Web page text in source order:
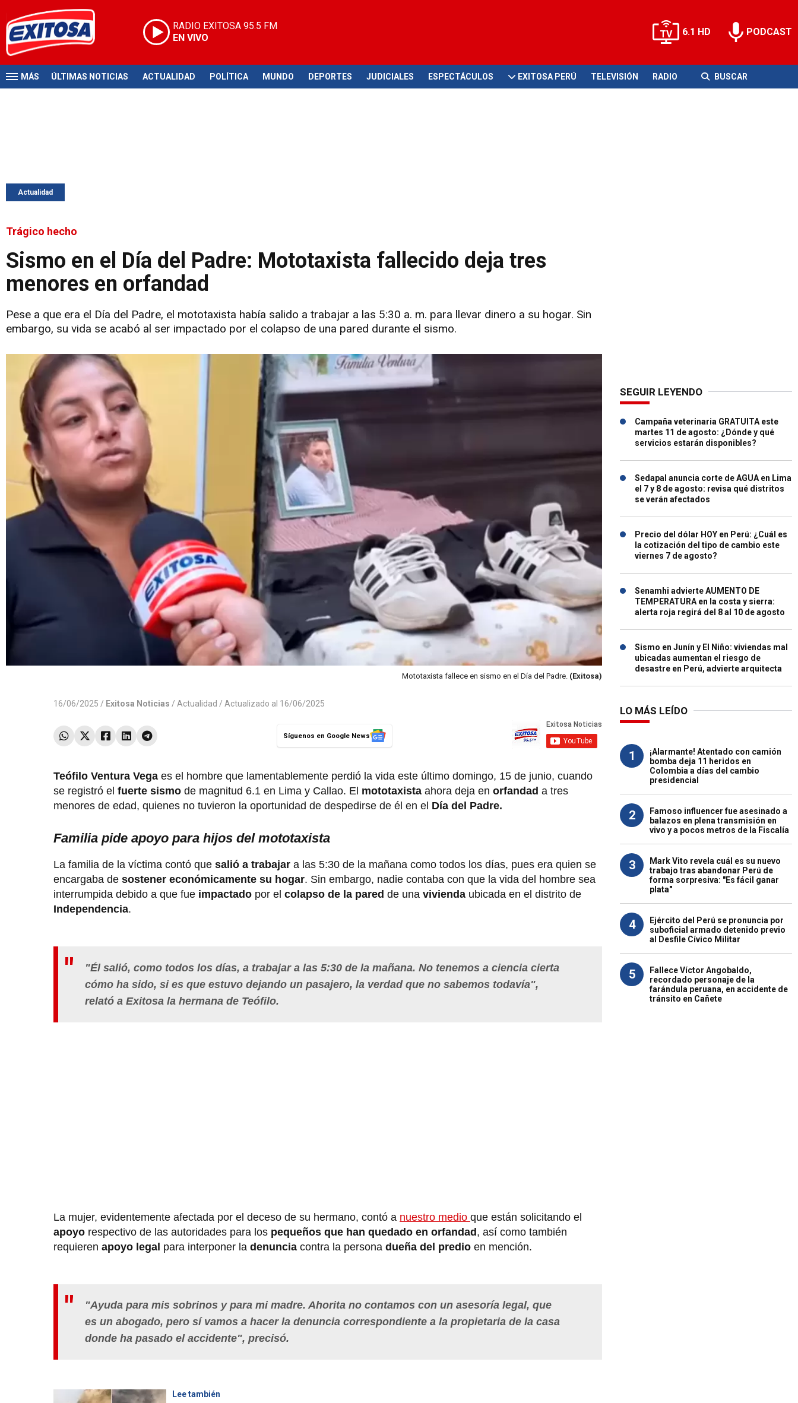
RADIO EXITOSA 95.5 FM
EN VIVO
6.1 HD PODCAST
MÁS ÚLTIMAS NOTICIAS ACTUALIDAD POLÍTICA MUNDO DEPORTES JUDICIALES ESPECTÁCULOS EXITOSA PERÚ TELEVISIÓN RADIO BUSCAR
Actualidad
Trágico hecho
Sismo en el Día del Padre: Mototaxista fallecido deja tres
menores en orfandad
Pese a que era el Día del Padre, el mototaxista había salido a trabajar a las 5:30 a. m. para llevar dinero a su hogar. Sin
embargo, su vida se acabó al ser impactado por el colapso de una pared durante el sismo.
Mototaxista fallece en sismo en el Día del Padre. (Exitosa)
16/06/2025 / Exitosa Noticias / Actualidad / Actualizado al 16/06/2025
Síguenos en Google News
Teófilo Ventura Vega es el hombre que lamentablemente perdió la vida este último domingo, 15 de junio, cuando
se registró el fuerte sismo de magnitud 6.1 en Lima y Callao. El mototaxista ahora deja en orfandad a tres
menores de edad, quienes no tuvieron la oportunidad de despedirse de él en el Día del Padre.
Familia pide apoyo para hijos del mototaxista
La familia de la víctima contó que salió a trabajar a las 5:30 de la mañana como todos los días, pues era quien se
encargaba de sostener económicamente su hogar. Sin embargo, nadie contaba con que la vida del hombre sea
interrumpida debido a que fue impactado por el colapso de la pared de una vivienda ubicada en el distrito de
Independencia.
"Él salió, como todos los días, a trabajar a las 5:30 de la mañana. No tenemos a ciencia cierta
cómo ha sido, si es que estuvo dejando un pasajero, la verdad que no sabemos todavía",
relató a Exitosa la hermana de Teófilo.
La mujer, evidentemente afectada por el deceso de su hermano, contó a nuestro medio que están solicitando el
apoyo respectivo de las autoridades para los pequeños que han quedado en orfandad, así como también
requieren apoyo legal para interponer la denuncia contra la persona dueña del predio en mención.
"Ayuda para mis sobrinos y para mi madre. Ahorita no contamos con un asesoría legal, que
es un abogado, pero sí vamos a hacer la denuncia correspondiente a la propietaria de la casa
donde ha pasado el accidente", precisó.
Lee también
SEGUIR LEYENDO
Campaña veterinaria GRATUITA este
martes 11 de agosto: ¿Dónde y qué
servicios estarán disponibles?
Sedapal anuncia corte de AGUA en Lima
el 7 y 8 de agosto: revisa qué distritos
se verán afectados
Precio del dólar HOY en Perú: ¿Cuál es
la cotización del tipo de cambio este
viernes 7 de agosto?
Senamhi advierte AUMENTO DE
TEMPERATURA en la costa y sierra:
alerta roja regirá del 8 al 10 de agosto
Sismo en Junín y El Niño: viviendas mal
ubicadas aumentan el riesgo de
desastre en Perú, advierte arquitecta
LO MÁS LEÍDO
1
¡Alarmante! Atentado con camión
bomba deja 11 heridos en
Colombia a días del cambio
presidencial
2
Famoso influencer fue asesinado a
balazos en plena transmisión en
vivo y a pocos metros de la Fiscalía
3
Mark Vito revela cuál es su nuevo
trabajo tras abandonar Perú de
forma sorpresiva: "Es fácil ganar
plata"
4
Ejército del Perú se pronuncia por
suboficial armado detenido previo
al Desfile Cívico Militar
5
Fallece Víctor Angobaldo,
recordado personaje de la
farándula peruana, en accidente de
tránsito en Cañete